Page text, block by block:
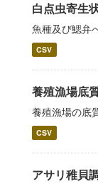
白点虫寄生
魚種及び鰓弁
CSV
養殖漁場底
養殖漁場の底
CSV
アサリ稚貝